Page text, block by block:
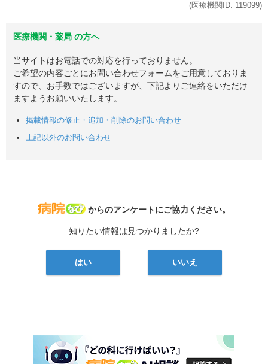
(医療機関ID: 119099)
医療機関・薬局 の方へ
当サイトはお電話での対応を行っておりません。
ご希望の内容ごとにお問い合わせフォームをご用意しておりま
すので、お手数ではございますが、下記よりご連絡をいただけ
ますようお願いいたします。
掲載情報の修正・追加・削除のお問い合わせ
上記以外のお問い合わせ
病院なび
からのアンケートにご協力ください。
知りたい情報は見つかりましたか?
はい いいえ